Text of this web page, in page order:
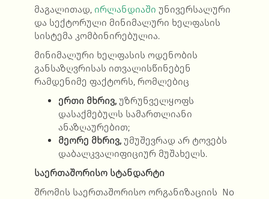
მაგალითად, ირლანდიაში უნივერსალური
და სექტორული მინიმალური ხელფასის
სისტემა კომბინირებულია.
მინიმალური ხელფასის ოდენობის
განსაზღვრისას ითვალისწინებენ
რამდენიმე ფაქტორს, რომლებიც
ერთი მხრივ, უზრუნველყოფს
დასაქმებულს სამართლიანი
ანაზღაურებით;
მეორე მხრივ,უმუშევრად არ ტოვებს
დაბალკვალიფიციურ მუშახელს.
საერთაშორისო სტანდარტი
შრომის საერთაშორისო ორგანიზაციის No